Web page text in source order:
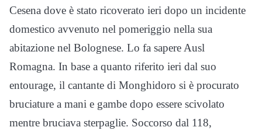
Cesena dove è stato ricoverato ieri dopo un incidente
domestico avvenuto nel pomeriggio nella sua
abitazione nel Bolognese. Lo fa sapere Ausl
Romagna. In base a quanto riferito ieri dal suo
entourage, il cantante di Monghidoro si è procurato
bruciature a mani e gambe dopo essere scivolato
mentre bruciava sterpaglie. Soccorso dal 118,